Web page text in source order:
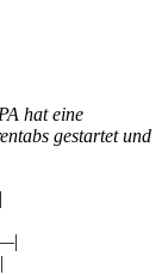
hat eine
gestartet und